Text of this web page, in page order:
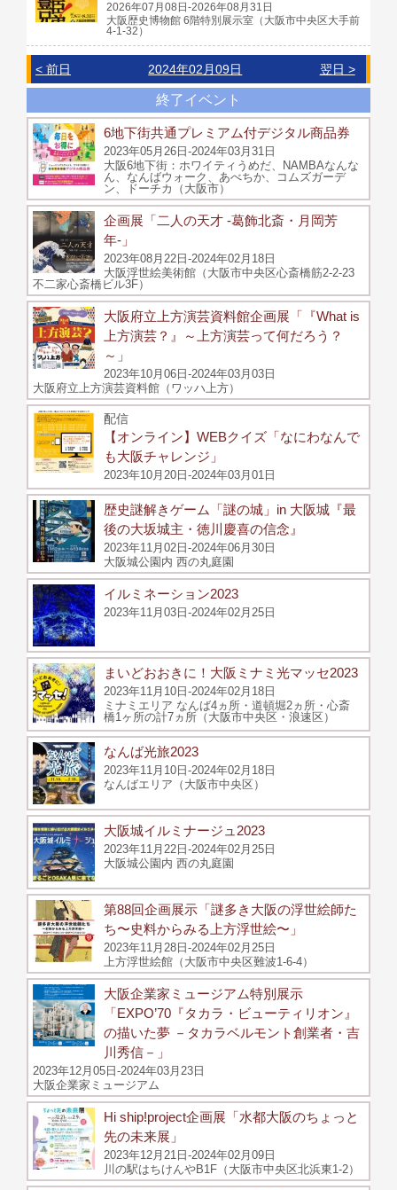
2026年07月08日-2026年08月31日
大阪歴史博物館 6階特別展示室（大阪市中央区大手前
4-1-32）
< 前日 2024年02月09日 翌日 >
終了イベント
6地下街共通プレミアム付デジタル商品券
2023年05月26日-2024年03月31日
大阪6地下街：ホワイティうめだ、NAMBAなんな
ん、なんばウォーク、あべちか、コムズガーデ
ン、ドーチカ（大阪市）
企画展「二人の天才 -葛飾北斎・月岡芳
年-」
2023年08月22日-2024年02月18日
大阪浮世絵美術館（大阪市中央区心斎橋筋2-2-23
不二家心斎橋ビル3F）
大阪府立上方演芸資料館企画展「『What is
上方演芸？』～上方演芸って何だろう？
～」
2023年10月06日-2024年03月03日
大阪府立上方演芸資料館（ワッハ上方）
配信
【オンライン】WEBクイズ「なにわなんで
も大阪チャレンジ」
2023年10月20日-2024年03月01日
歴史謎解きゲーム「謎の城」in 大阪城『最
後の大坂城主・徳川慶喜の信念』
2023年11月02日-2024年06月30日
大阪城公園内 西の丸庭園
イルミネーション2023
2023年11月03日-2024年02月25日
まいどおおきに！大阪ミナミ光マッセ2023
2023年11月10日-2024年02月18日
ミナミエリア なんば4ヵ所・道頓堀2ヵ所・心斎
橋1ヶ所の計7ヵ所（大阪市中央区・浪速区）
なんば光旅2023
2023年11月10日-2024年02月18日
なんばエリア（大阪市中央区）
大阪城イルミナージュ2023
2023年11月22日-2024年02月25日
大阪城公園内 西の丸庭園
第88回企画展示「謎多き大阪の浮世絵師た
ち〜史料からみる上方浮世絵〜」
2023年11月28日-2024年02月25日
上方浮世絵館（大阪市中央区難波1-6-4）
大阪企業家ミュージアム特別展示
「EXPO’70『タカラ・ビューティリオン』
の描いた夢 －タカラベルモント創業者・吉
川秀信－」
2023年12月05日-2024年03月23日
大阪企業家ミュージアム
Hi ship!project企画展「水都大阪のちょっと
先の未来展」
2023年12月21日-2024年02月09日
川の駅はちけんやB1F（大阪市中央区北浜東1-2）